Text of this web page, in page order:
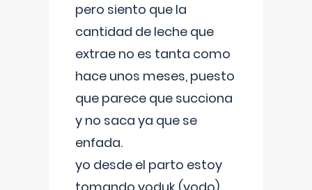
pero siento que la
cantidad de leche que
extrae no es tanta como
hace unos meses, puesto
que parece que succiona
y no saca ya que se
enfada.
yo desde el parto estoy